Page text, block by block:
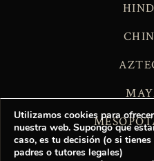
Utilizamos cookies para
nuestra web. Supongo que
caso, es tu decisión (o si
padres o tutores legales)